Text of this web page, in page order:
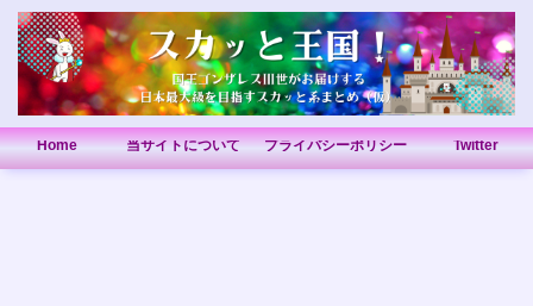
Home 当サイトについて プライバシーポリシー Twitter